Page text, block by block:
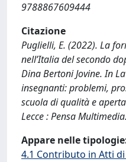
9788867609444
Citazione
Puglielli, E. (2022). La
nell’Italia del secondo
Dina Bertoni Jovine. In
insegnanti: problemi,
scuola di qualità e
Lecce : Pensa Multimedia.
Appare nelle
4.1 Contributo in Atti